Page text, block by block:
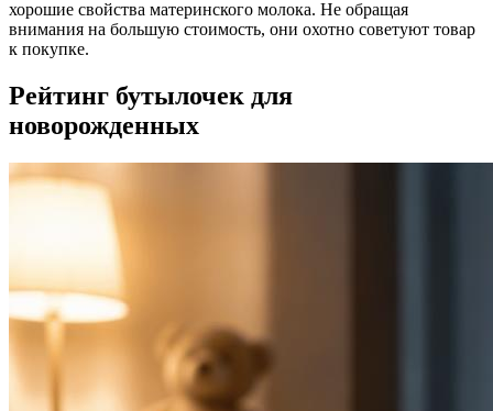
хорошие свойства материнского молока. Не обращая
внимания на большую стоимость, они охотно советуют товар
к покупке.
Рейтинг бутылочек для
новорожденных